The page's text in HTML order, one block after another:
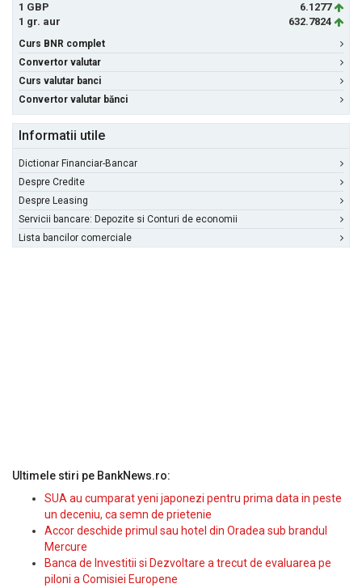
1 GBP
6.1277
1 gr. aur
632.7824
Curs BNR complet
Convertor valutar
Curs valutar banci
Convertor valutar bănci
Informatii utile
Dictionar Financiar-Bancar
Despre Credite
Despre Leasing
Servicii bancare: Depozite si Conturi de economii
Lista bancilor comerciale
Ultimele stiri pe BankNews.ro:
SUA au cumparat yeni japonezi pentru prima data in peste
un deceniu, ca semn de prietenie
Accor deschide primul sau hotel din Oradea sub brandul
Mercure
Banca de Investitii si Dezvoltare a trecut de evaluarea pe
piloni a Comisiei Europene